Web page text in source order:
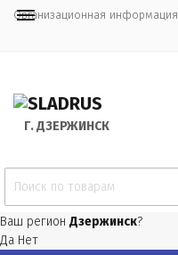
Организационная информация
Г. ДЗЕРЖИНСК
Ваш регион Дзержинск?
Да Нет